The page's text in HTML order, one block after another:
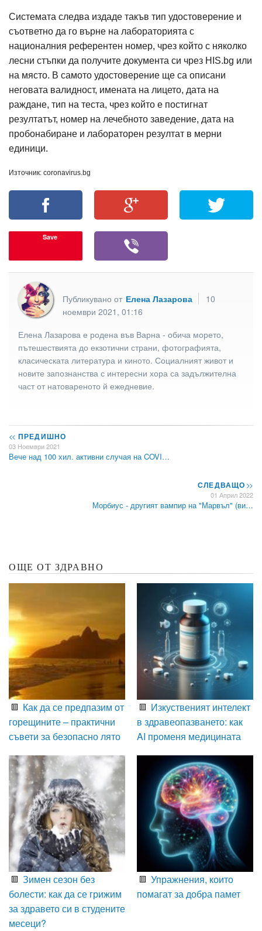
Системата следва издаде такъв тип удостоверение и
съответно да го върне на лабораторията с
националния референтен номер, чрез който с няколко
лесни стъпки да получите документа си чрез HIS.bg или
на място. В самото удостоверение ще са описани
неговата валидност, имената на лицето, дата на
раждане, тип на теста, чрез който е постигнат
резултатът, номер на лечебното заведение, дата на
пробонабиране и лабораторен резултат в мерни
единици.
Източник: coronavirus.bg
Save
Публикувано от Елена Лазарова
10
ноември 2021, 01:16
Елена Лазарова е родена във Варна - обича морето,
пътешествията до екзотични страни, фотографията,
класическата литература и киното. Социалният живот и
новите запознанства с интересни хора са задължителна
част от натовареното й ежедневие.
<< ПРЕДИШНО
03 Ноември 2021
Вече над 100 хил. активни случая на COVI…
СЛЕДВАЩО>>
01 Април 2022
Морбиус - другият вампир на "Марвъл" (ви…
ОЩЕ ОТ ЗДРАВНО
Как да се предпазим от
горещините – практични
съвети за безопасно лято
Изкуственият интелект
в здравеопазването: как
AI променя медицината
Зимен сезон без
болести: как да се грижим
за здравето си в студените
месеци?
Упражнения, които
помагат за добра памет